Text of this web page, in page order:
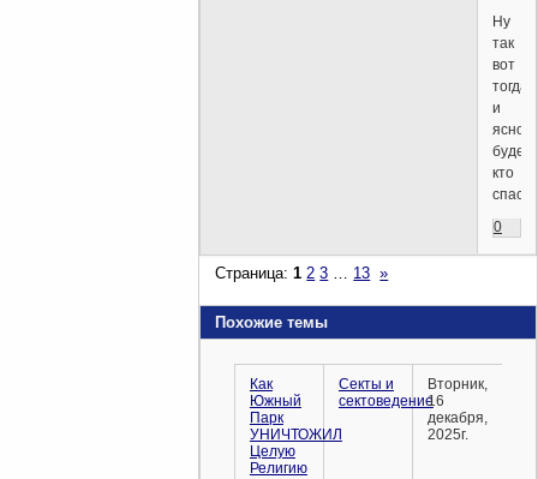
Ну
так
вот
тогда
и
ясно
будет
кто
спас.
0
Страница:1 2 3 … 13 »
Похожие темы
Как
Южный
Парк
УНИЧТОЖИЛ
Целую
Религию
Секты и
сектоведение
Вторник,
16
декабря,
2025г.